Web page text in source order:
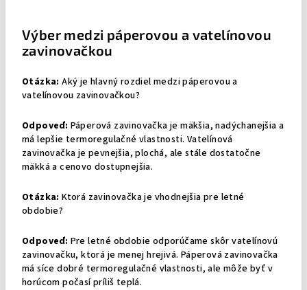
Výber medzi páperovou a vatelínovou
zavinovačkou
Otázka: Aký je hlavný rozdiel medzi páperovou a
vatelínovou zavinovačkou?
Odpoveď: Páperová zavinovačka je mäkšia, nadýchanejšia a
má lepšie termoregulačné vlastnosti. Vatelínová
zavinovačka je pevnejšia, plochá, ale stále dostatočne
mäkká a cenovo dostupnejšia.
Otázka: Ktorá zavinovačka je vhodnejšia pre letné
obdobie?
Odpoveď: Pre letné obdobie odporúčame skôr vatelínovú
zavinovačku, ktorá je menej hrejivá. Páperová zavinovačka
má síce dobré termoregulačné vlastnosti, ale môže byť v
horúcom počasí príliš teplá.